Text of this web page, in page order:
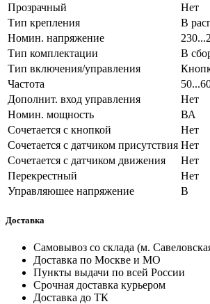
Прозрачный
Нет
Тип крепления
В
Номин. напряжение
Тип комплектации
В
Тип включения/управления
Частота
Дополнит. вход управления
Нет
Номин. мощность
ВА
Сочетается с кнопкой
Нет
Сочетается с датчиком присутствия Нет
Сочетается с датчиком движения
Нет
Перекрестный
Нет
Управляюшее напряжение
В
Доставка
Самовывоз со склада (м.
Доставка по Москве и МО
Пункты выдачи по всей России
Срочная доставка курьером
Доставка до ТК